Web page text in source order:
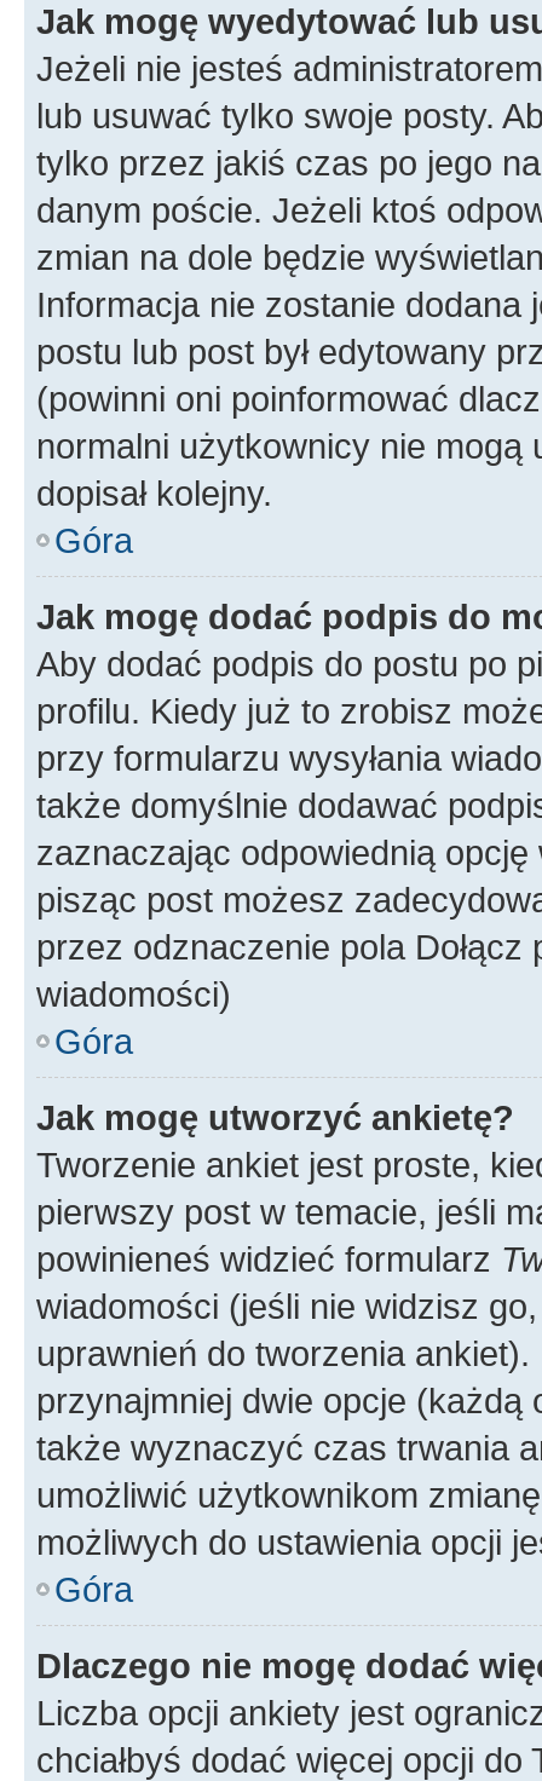
Jak mogę wyedytować lub
Jeżeli nie jesteś
lub usuwać tylko swoje posty.
tylko przez jakiś czas po jego
danym poście. Jeżeli ktoś
zmian na dole będzie
Informacja nie zostanie dodana
postu lub post był edytowany
(powinni oni poinformować
normalni użytkownicy nie
dopisał kolejny.
Góra
Jak mogę dodać podpis do
Aby dodać podpis do postu po
profilu. Kiedy już to zrobisz
przy formularzu wysyłania
także domyślnie dodawać
zaznaczając odpowiednią
pisząc post możesz
przez odznaczenie pola
wiadomości)
Góra
Jak mogę utworzyć ankietę?
Tworzenie ankiet jest proste,
pierwszy post w temacie, jeśli
powinieneś widzieć formularz
wiadomości (jeśli nie widzisz
uprawnień do tworzenia
przynajmniej dwie opcje
także wyznaczyć czas trwania
umożliwić użytkownikom
możliwych do ustawienia opcji
Góra
Dlaczego nie mogę dodać
Liczba opcji ankiety jest
chciałbyś dodać więcej opcji